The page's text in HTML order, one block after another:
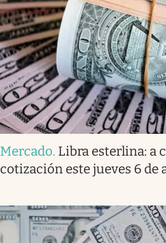
Mercado. Libra esterlina: a
cotización este jueves 6 de